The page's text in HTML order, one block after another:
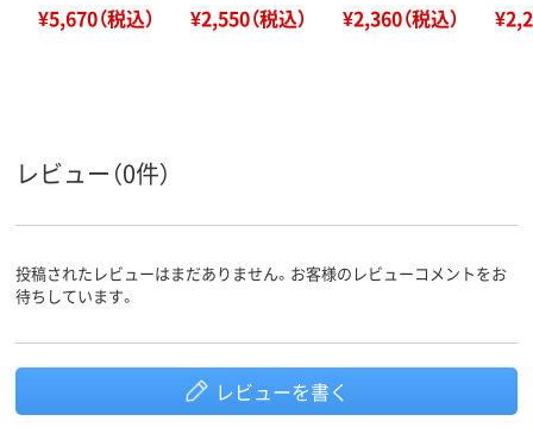
¥5,670（税込） ¥2,550（税込） ¥2,360（税込）
レビュー（0件）
投稿されたレビューはまだありません。お客様のレビューコメントをお
待ちしています。
レビューを書く